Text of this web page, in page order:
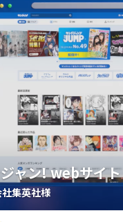
ャン! webサイト
集英社様